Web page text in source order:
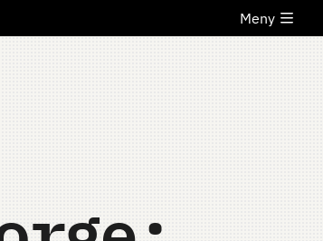
Meny